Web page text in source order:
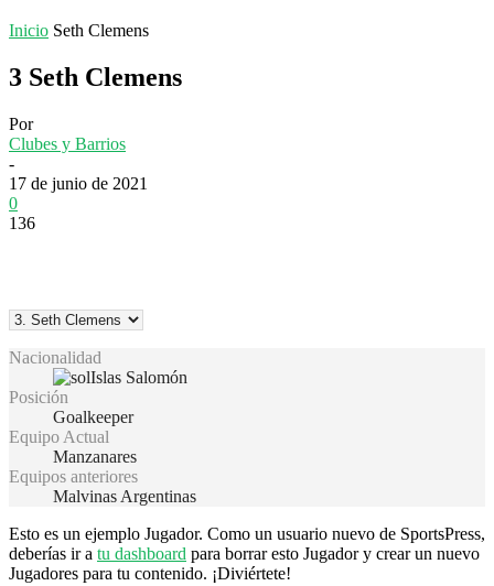
Inicio Seth Clemens
3 Seth Clemens
Por
Clubes y Barrios
-
17 de junio de 2021
0
136
Nacionalidad
Islas Salomón
Posición
Goalkeeper
Equipo Actual
Manzanares
Equipos anteriores
Malvinas Argentinas
Esto es un ejemplo Jugador. Como un usuario nuevo de SportsPress,
deberías ir a tu dashboard para borrar esto Jugador y crear un nuevo
Jugadores para tu contenido. ¡Diviértete!